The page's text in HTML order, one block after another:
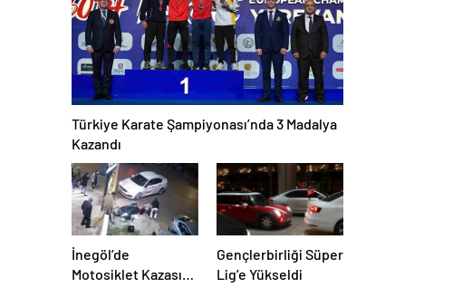
Türkiye Karate Şampiyonası’nda 3 Madalya
Kazandı
İnegöl’de
Motosiklet Kazası:
Gençlerbirliği Süper
Lig’e Yükseldi